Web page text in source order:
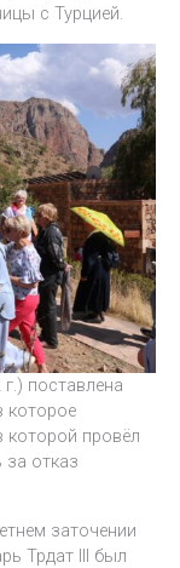
с Турцией.
поставлена
которое
которой провёл
за отказ
заточении
Трдат III был